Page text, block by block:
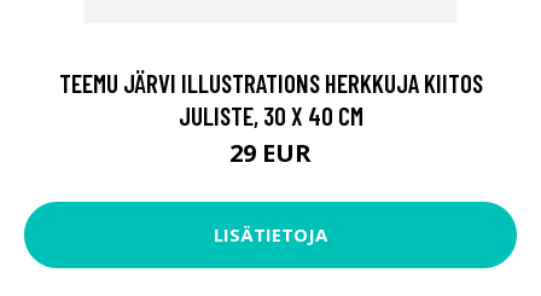
TEEMU JÄRVI ILLUSTRATIONS HERKKUJA KIITOS
JULISTE, 30 X 40 CM
29 EUR
LISÄTIETOJA